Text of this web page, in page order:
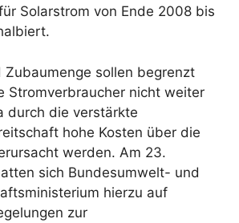
Solarstrom von Ende 2008 bis
Zubaumenge sollen begrenzt
Stromverbraucher nicht weiter
durch die verstärkte
hohe Kosten über die
werden. Am 23.
sich Bundesumwelt- und
hierzu auf
zur